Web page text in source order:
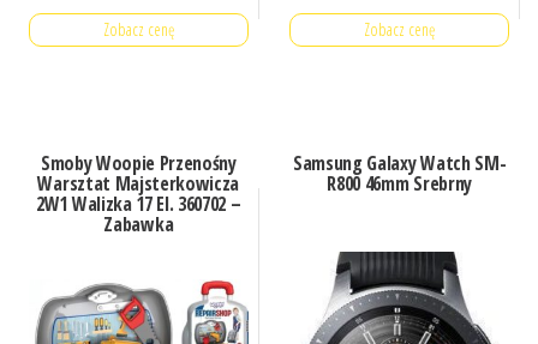
Zobacz cenę Zobacz cenę
Smoby Woopie Przenośny
Warsztat Majsterkowicza
2W1 Walizka 17 El. 360702 –
Zabawka
Samsung Galaxy Watch SM-
R800 46mm Srebrny